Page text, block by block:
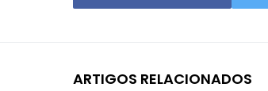
ARTIGOS RELACIONADOS